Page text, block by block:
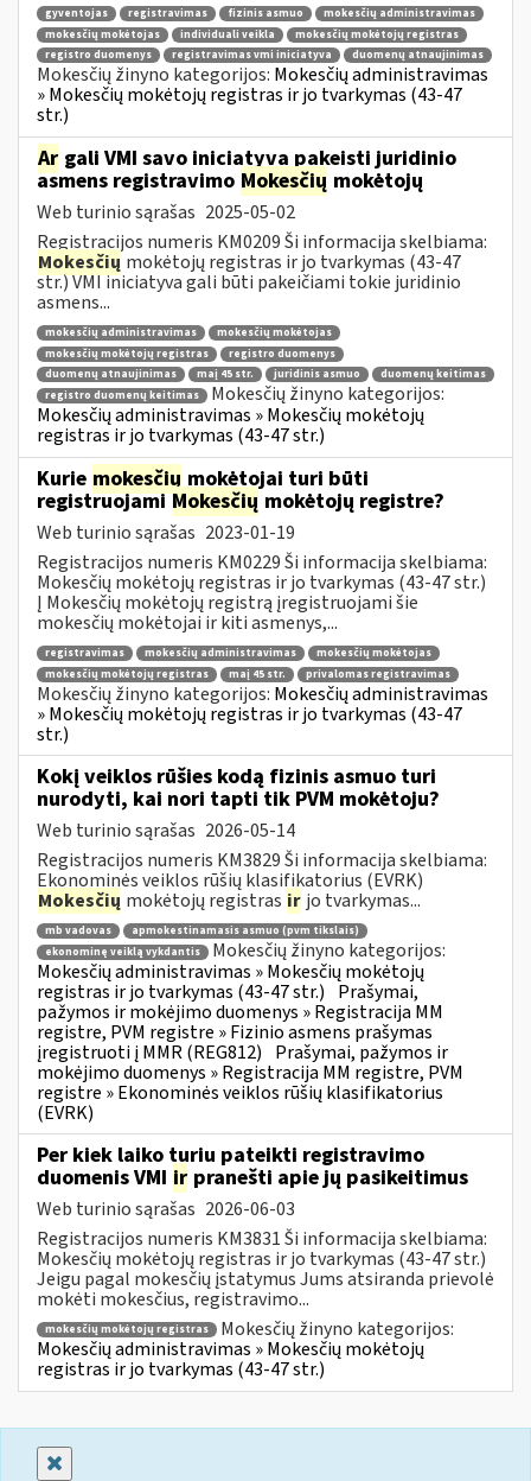
gyventojas registravimas fizinis asmuo
mokesčių administravimas
mokesčių mokėtojas
individuali veikla
mokesčių mokėtojų registras
registro duomenys
registravimas vmi iniciatyva duomenų atnaujinimas
Mokesčių žinyno kategorijos: Mokesčių administravimas
» Mokesčių mokėtojų registras ir jo tvarkymas (43-47
str.)
Ar gali VMI savo iniciatyva pakeisti juridinio
asmens registravimo Mokesčių mokėtojų
Web turinio sąrašas 2025-05-02
Registracijos numeris KM0209 Ši informacija skelbiama:
Mokesčių mokėtojų registras ir jo tvarkymas (43-47
str.) VMI iniciatyva gali būti pakeičiami tokie juridinio
asmens...
mokesčių administravimas
mokesčių mokėtojas
mokesčių mokėtojų registras
registro duomenys
duomenų atnaujinimas
maį 45 str. juridinis asmuo
duomenų keitimas
registro duomenų keitimas
Mokesčių žinyno kategorijos:
Mokesčių administravimas » Mokesčių mokėtojų
registras ir jo tvarkymas (43-47 str.)
Kurie mokesčių mokėtojai turi būti
registruojamiMokesčių mokėtojų registre?
Web turinio sąrašas 2023-01-19
Registracijos numeris KM0229 Ši informacija skelbiama:
Mokesčių mokėtojų registras ir jo tvarkymas (43-47 str.)
Į Mokesčių mokėtojų registrą įregistruojami šie
mokesčių mokėtojai ir kiti asmenys,...
registravimas mokesčių administravimas
mokesčių mokėtojas
mokesčių mokėtojų registras
maį 45 str. privalomas registravimas
Mokesčių žinyno kategorijos: Mokesčių administravimas
» Mokesčių mokėtojų registras ir jo tvarkymas (43-47
str.)
Kokį veiklos rūšies kodą fizinis asmuo turi
nurodyti, kai nori tapti tik PVM mokėtoju?
Web turinio sąrašas 2026-05-14
Registracijos numeris KM3829 Ši informacija skelbiama:
Ekonominės veiklos rūšių klasifikatorius (EVRK)
Mokesčių mokėtojų registras ir jo tvarkymas...
mb vadovas
apmokestinamasis asmuo (pvm tikslais)
ekonominę veiklą vykdantis
Mokesčių žinyno kategorijos:
Mokesčių administravimas » Mokesčių mokėtojų
registras ir jo tvarkymas (43-47 str.) Prašymai,
pažymos ir mokėjimo duomenys » Registracija MM
registre, PVM registre » Fizinio asmens prašymas
įregistruoti į MMR (REG812) Prašymai, pažymos ir
mokėjimo duomenys » Registracija MM registre, PVM
registre » Ekonominės veiklos rūšių klasifikatorius
(EVRK)
Per kiek laiko turiu pateikti registravimo
duomenis VMI ir pranešti apie jų pasikeitimus
Web turinio sąrašas 2026-06-03
Registracijos numeris KM3831 Ši informacija skelbiama:
Mokesčių mokėtojų registras ir jo tvarkymas (43-47 str.)
Jeigu pagal mokesčių įstatymus Jums atsiranda prievolė
mokėti mokesčius, registravimo...
mokesčių mokėtojų registras
Mokesčių žinyno kategorijos:
Mokesčių administravimas » Mokesčių mokėtojų
registras ir jo tvarkymas (43-47 str.)